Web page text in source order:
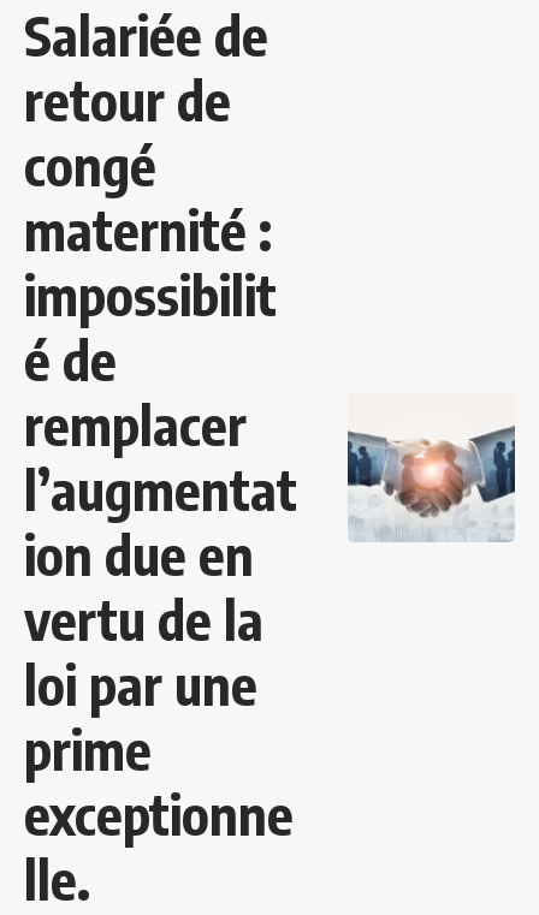
Salariée de
retour de
congé
maternité :
impossibilit
é de
remplacer
l’augmentat
ion due en
vertu de la
loi par une
prime
exceptionne
lle.